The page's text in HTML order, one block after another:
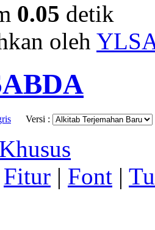
0.05 detik
oleh
Versi :
Fitur | Font |